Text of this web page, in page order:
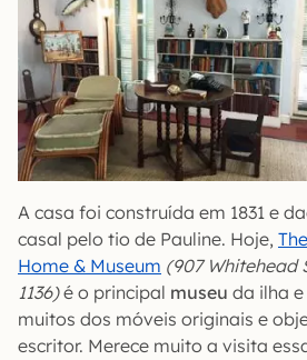
A casa foi construída em 1831 e
casal pelo tio de Pauline. Hoje,
Home & Museum (907 Whitehead
1136)é o principal museu da ilha
muitos dos móveis originais e
escritor. Merece muito a visita